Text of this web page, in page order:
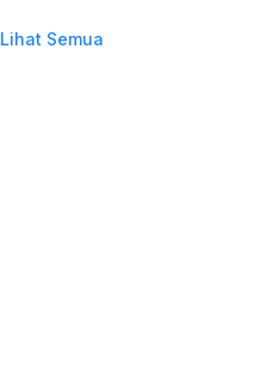
Lihat Semua